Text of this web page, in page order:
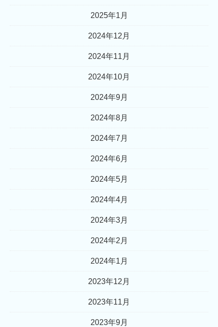
2025年1月
2024年12月
2024年11月
2024年10月
2024年9月
2024年8月
2024年7月
2024年6月
2024年5月
2024年4月
2024年3月
2024年2月
2024年1月
2023年12月
2023年11月
2023年9月